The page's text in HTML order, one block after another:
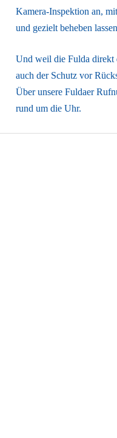
Kamera-Inspektion an,
und gezielt beheben
Und weil die Fulda direkt
auch der Schutz vor
Über unsere Fuldaer
rund um die Uhr.